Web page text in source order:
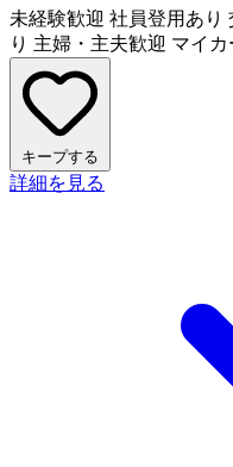
未経験歓迎 社員登用あり
り 主婦・主夫歓迎 マイ
キープする
詳細を見る